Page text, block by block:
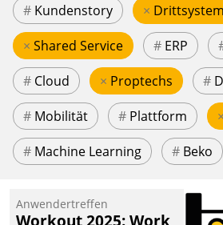
# Kundenstory ×
× Shared Service # ERP
# Cloud × Proptechs #
# Mobilität # Plattform ×
# Machine Learning # Beko
Anwendertreffen
Workout 2025: Work